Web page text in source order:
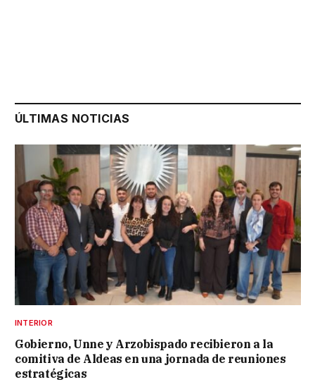
ÚLTIMAS NOTICIAS
INTERIOR
Gobierno, Unne y Arzobispado recibieron a la
comitiva de Aldeas en una jornada de reuniones
estratégicas